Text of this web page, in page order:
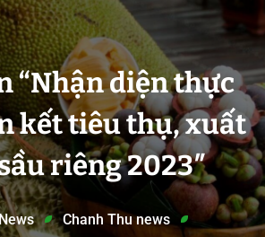
“Nhận diện thực
kết tiêu thụ, xuất
riêng 2023″
Chanh Thu news